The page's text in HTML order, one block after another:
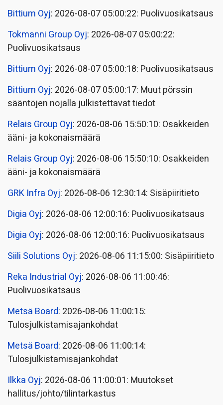
Bittium Oyj: 2026-08-07 05:00:22: Puolivuosikatsaus
Tokmanni Group Oyj: 2026-08-07 05:00:22:
Puolivuosikatsaus
Bittium Oyj: 2026-08-07 05:00:18: Puolivuosikatsaus
Bittium Oyj: 2026-08-07 05:00:17: Muut pörssin
sääntöjen nojalla julkistettavat tiedot
Relais Group Oyj: 2026-08-06 15:50:10: Osakkeiden
ääni- ja kokonaismäärä
Relais Group Oyj: 2026-08-06 15:50:10: Osakkeiden
ääni- ja kokonaismäärä
GRK Infra Oyj: 2026-08-06 12:30:14: Sisäpiiritieto
Digia Oyj: 2026-08-06 12:00:16: Puolivuosikatsaus
Digia Oyj: 2026-08-06 12:00:16: Puolivuosikatsaus
Siili Solutions Oyj: 2026-08-06 11:15:00: Sisäpiiritieto
Reka Industrial Oyj: 2026-08-06 11:00:46:
Puolivuosikatsaus
Metsä Board: 2026-08-06 11:00:15:
Tulosjulkistamisajankohdat
Metsä Board: 2026-08-06 11:00:14:
Tulosjulkistamisajankohdat
Ilkka Oyj: 2026-08-06 11:00:01: Muutokset
hallitus/johto/tilintarkastus